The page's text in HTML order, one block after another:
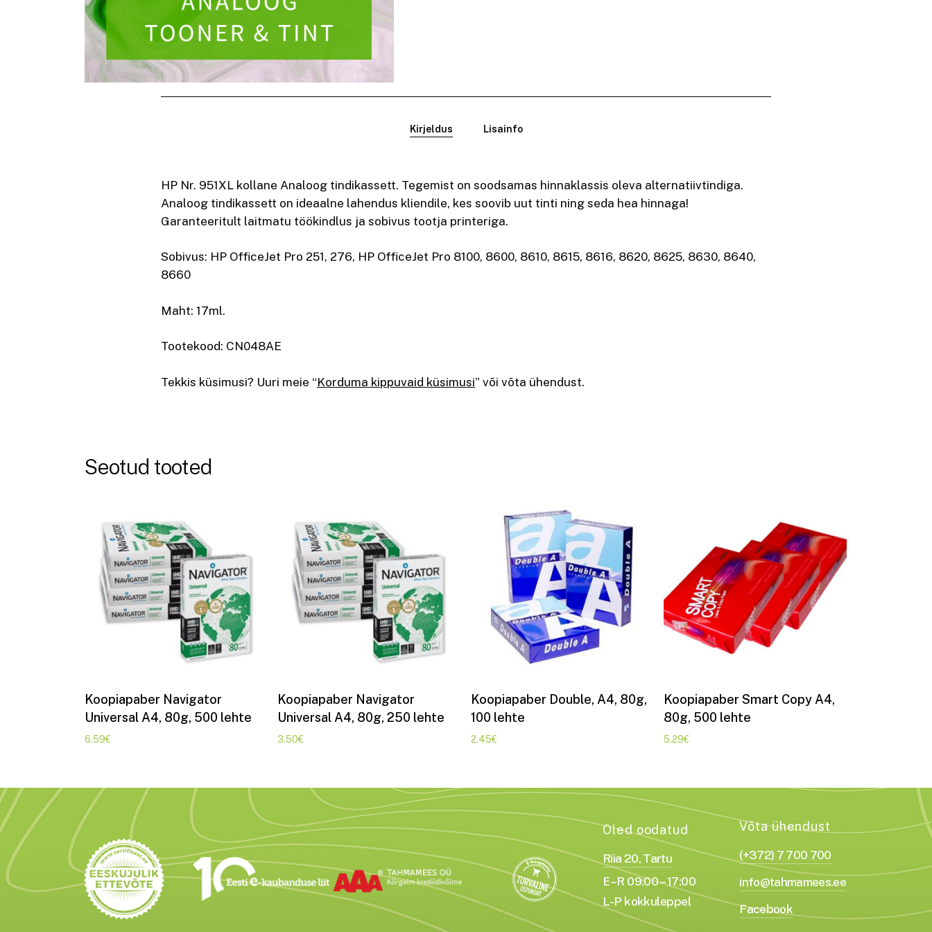
Kirjeldus Lisainfo
HP Nr. 951XL kollane Analoog tindikassett. Tegemist on soodsamas hinnaklassis oleva alternatiivtindiga.
Analoog tindikassett on ideaalne lahendus kliendile, kes soovib uut tinti ning seda hea hinnaga!
Garanteeritult laitmatu töökindlus ja sobivus tootja printeriga.
Sobivus: HP OfficeJet Pro 251, 276, HP OfficeJet Pro 8100, 8600, 8610, 8615, 8616, 8620, 8625, 8630, 8640,
8660
Maht: 17ml.
Tootekood: CN048AE
Tekkis küsimusi? Uuri meie “Korduma kippuvaid küsimusi” või võta ühendust.
Seotud tooted
Lisa korvi
Koopiapaber Navigator
Universal A4, 80g, 500 lehte
6.59€
Lisa korvi
Koopiapaber Navigator
Universal A4, 80g, 250 lehte
3.50€
Lisa korvi
Koopiapaber Double, A4, 80g,
100 lehte
2.45€
Lisa korvi
Koopiapaber Smart Copy A4,
80g, 500 lehte
5.29€
Oled oodatud
Riia 20, Tartu
E–R 09:00 – 17:00
L-P kokkuleppel
Võta ühendust
(+372) 7 700 700
info@tahmamees.ee
Facebook